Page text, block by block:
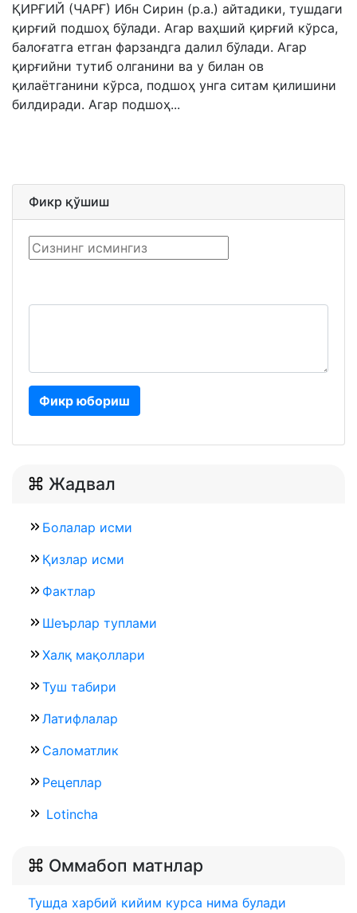
ҚИРҒИЙ (ЧАРҒ) Ибн Сирин (р.а.) айтадики, тушдаги
қирғий подшоҳ бўлади. Агар ваҳший қирғий кўрса,
балоғатга етган фарзандга далил бўлади. Агар
қирғийни тутиб олганини ва у билан ов
қилаётганини кўрса, подшоҳ унга ситам қилишини
билдиради. Агар подшоҳ...
Фикр қўшиш
Фикр юбориш
Жадвал
Болалар исми
Қизлар исми
Фактлар
Шеърлар туплами
Халқ мақоллари
Туш табири
Латифлалар
Саломатлик
Рецеплар
Lotincha
Оммабоп матнлар
Тушда харбий кийим курса нима булади